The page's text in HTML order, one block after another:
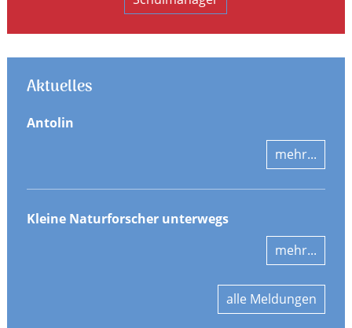
Aktuelles
Antolin
mehr...
Kleine Naturforscher unterwegs
mehr...
alle Meldungen